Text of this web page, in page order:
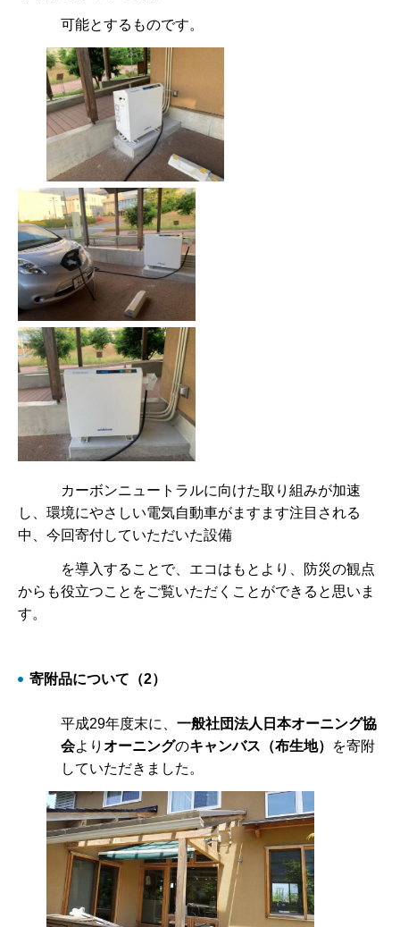
可能とするものです。
カーボンニュートラルに向けた取り組みが加速
し、環境にやさしい電気自動車がますます注目される
中、今回寄付していただいた設備
を導入することで、エコはもとより、防災の観点
からも役立つことをご覧いただくことができると思いま
す。
寄附品について（2）
平成29年度末に、 一般社団法人日本オーニング協
会より オーニングのキャンバス（布生地）
を寄附
していただきました。